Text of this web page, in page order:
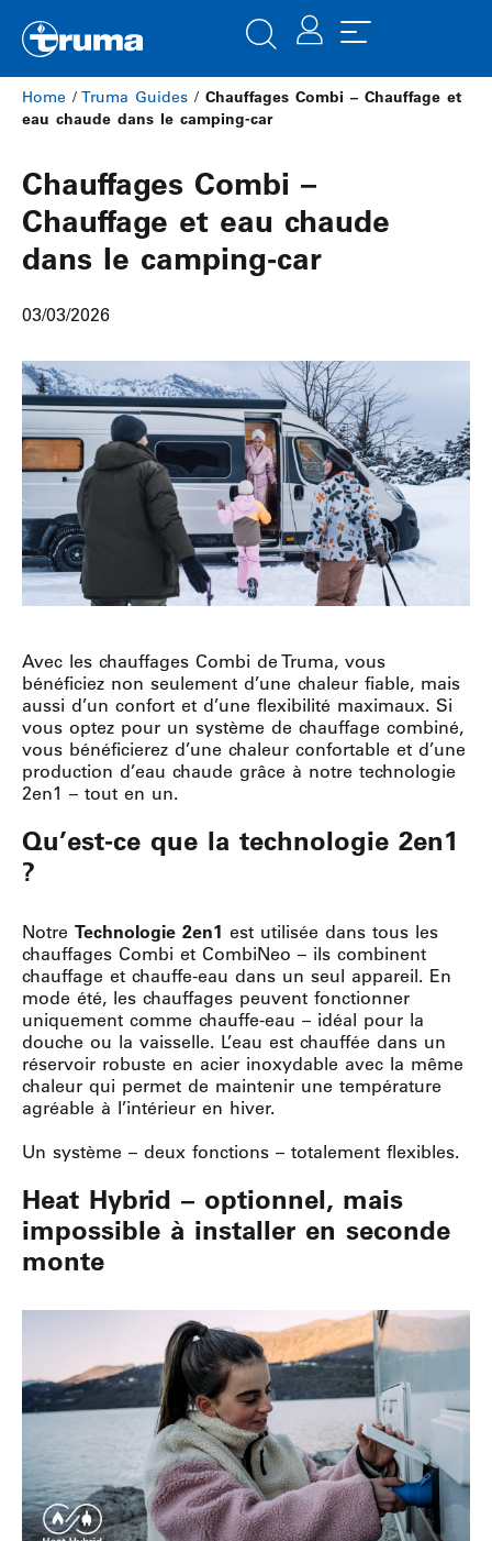
Home / Truma Guides / Chauffages Combi – Chauffage et
eau chaude dans le camping-car
Chauffages Combi –
Chauffage et eau chaude
dans le camping-car
03/03/2026
Avec les chauffages Combi de Truma, vous
bénéficiez non seulement d’une chaleur fiable, mais
aussi d’un confort et d’une flexibilité maximaux. Si
vous optez pour un système de chauffage combiné,
vous bénéficierez d’une chaleur confortable et d’une
production d’eau chaude grâce à notre technologie
2en1 – tout en un.
Qu’est-ce que la technologie 2en1
?
Notre Technologie 2en1 est utilisée dans tous les
chauffages Combi et CombiNeo – ils combinent
chauffage et chauffe-eau dans un seul appareil. En
mode été, les chauffages peuvent fonctionner
uniquement comme chauffe-eau – idéal pour la
douche ou la vaisselle. L’eau est chauffée dans un
réservoir robuste en acier inoxydable avec la même
chaleur qui permet de maintenir une température
agréable à l’intérieur en hiver.
Un système – deux fonctions – totalement flexibles.
Heat Hybrid – optionnel, mais
impossible à installer en seconde
monte